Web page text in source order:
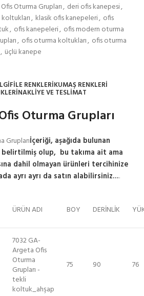
Oturma Grupları, deri ofis kanepesi,
, klasik ofis kanepeleri, ofis
, ofis kanepeleri, ofis modern oturma
, ofis oturma koltukları, ofis oturma
, üçlü kanepe
FİLE RENKLERİKUMAŞ RENKLERİ
NAKLIYE VE TESLIMAT
Oturma Grupları
Gruplarıİçeriği, aşağıda bulunan
olup, bu takıma ait ama
dahil olmayan ürünleri tercihinize
ayrı ayrı da satın alabilirsiniz….
ÜRÜN ADI BOY DERİNLİK
7032 GA-
Argeta Ofis
Oturma
Grupları -
tekli
koltuk_ahşap
75 90 76